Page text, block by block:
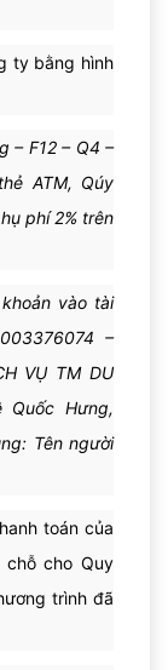
của công ty du
tàu hưởng thụ
phí.
sư tử mình
đặt tại cửa
ty bằng hình
– F12 – Q4 –
ATM, Qúy
phí 2% trên
vào tài
–
VỤ TM DU
Quốc Hưng,
Tên người
toán của
chỗ cho Quy
trình đã